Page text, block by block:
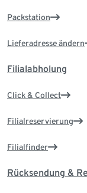
Packstation
Lieferadresse ändern
Filialabholung
Click & Collect
Filialreservierung
Filialfinder
Rücksendung &